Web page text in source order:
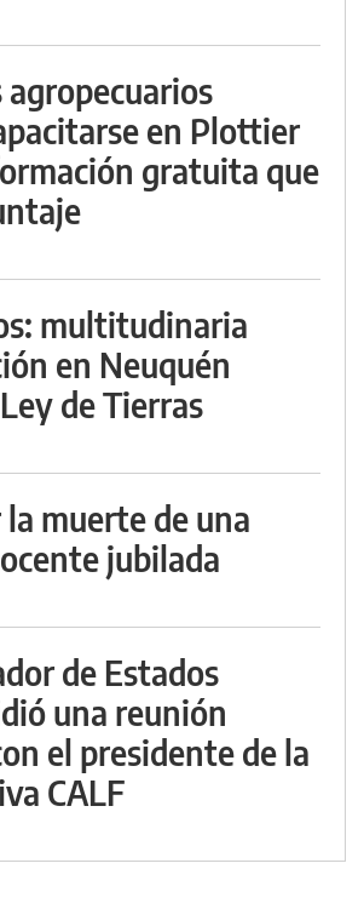
en Plottier
gratuita que
multitudinaria
en Neuquén
de Tierras
muerte de una
jubilada
de Estados
una reunión
el presidente de la
CALF